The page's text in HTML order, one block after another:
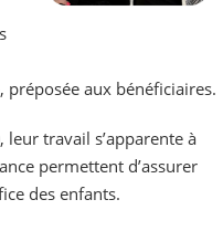
aux bénéficiaires.
leur travail s’apparente à
permettent d’assurer
des enfants.